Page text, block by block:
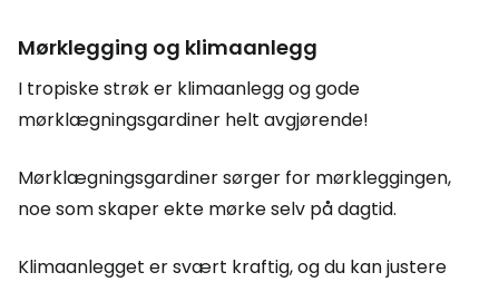
Mørklegging og klimaanlegg
I tropiske strøk er klimaanlegg og gode
mørklægningsgardiner helt avgjørende!
Mørklægningsgardiner sørger for mørkleggingen,
noe som skaper ekte mørke selv på dagtid.
Klimaanlegget er svært kraftig, og du kan justere